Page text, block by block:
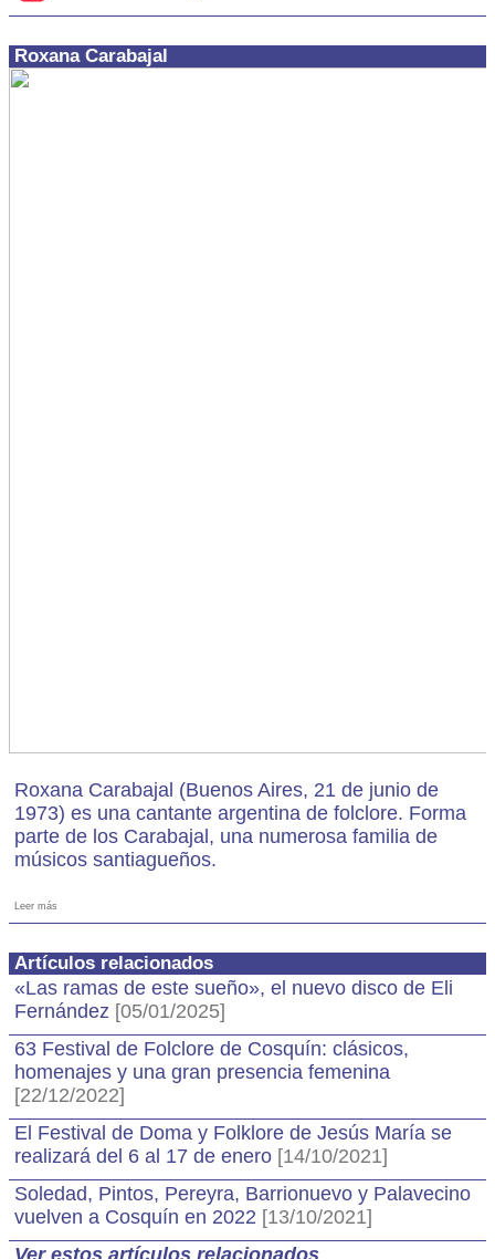
Roxana Carabajal
Roxana Carabajal (Buenos Aires, 21 de junio de
1973) es una cantante argentina de folclore. Forma
parte de los Carabajal, una numerosa familia de
músicos santiagueños.
Leer más
Artículos relacionados
«Las ramas de este sueño», el nuevo disco de Eli
Fernández [05/01/2025]
63 Festival de Folclore de Cosquín: clásicos,
homenajes y una gran presencia femenina
[22/12/2022]
El Festival de Doma y Folklore de Jesús María se
realizará del 6 al 17 de enero [14/10/2021]
Soledad, Pintos, Pereyra, Barrionuevo y Palavecino
vuelven a Cosquín en 2022 [13/10/2021]
Ver estos artículos relacionados